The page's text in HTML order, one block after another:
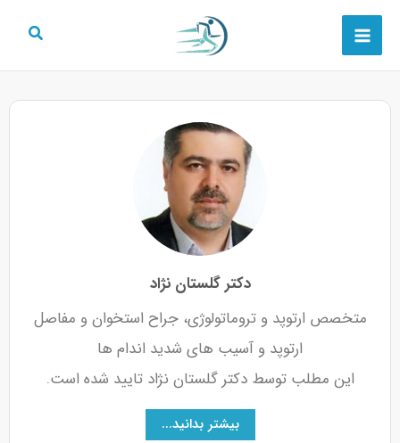
پرش
محتوا
Main
Menu
دکتر گلستان نژاد
متخصص ارتوپد و تروماتولوژی، جراح استخوان و مفاصل
ارتوپد و آسیب های شدید اندام ها
این مطلب توسط دکتر گلستان نژاد تایید شده است.
بیشتر بدانید...